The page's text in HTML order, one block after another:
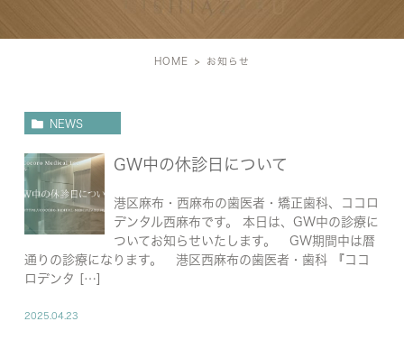
HOME お知らせ
NEWS
GW中の休診日について
港区麻布・西麻布の歯医者・矯正歯科、ココロ
デンタル西麻布です。 本日は、GW中の診療に
ついてお知らせいたします。 GW期間中は暦
通りの診療になります。 港区西麻布の歯医者・歯科 『ココ
ロデンタ […]
2025.04.23